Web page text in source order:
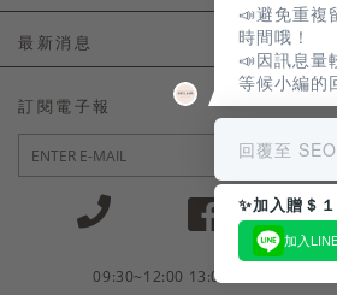
會員常見問題
訂單常見問題
商品售後服務
電子發票
門市資訊
最新消息
LINE官方會員活動
訂閱電子報
09:30~12:00 13:00~18:30 / Mon -
📣避免重複
時間哦！
📣因訊息量
等候小編的
回覆至
✨加入贈＄
加入